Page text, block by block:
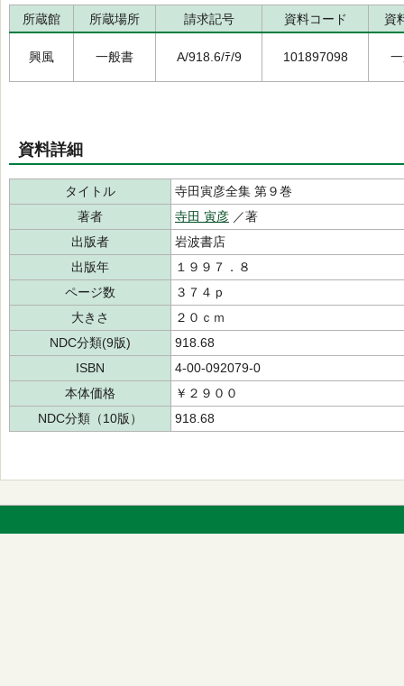
所蔵館 所蔵場所 請求記号 資料コード 資
興風 一般書 A/918.6/ﾃ/9 101897098
資料詳細
タイトル
寺田寅彦全集 第９巻
著者
寺田 寅彦 ／著
出版者
岩波書店
出版年
１９９７．８
ページ数
３７４ｐ
大きさ
２０ｃｍ
NDC分類(9版)
918.68
ISBN
4-00-092079-0
本体価格
￥２９００
NDC分類（10版）
918.68